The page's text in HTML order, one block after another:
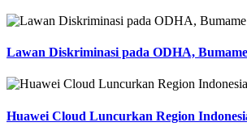
Lawan Diskriminasi pada ODHA,
Huawei Cloud Luncurkan Region